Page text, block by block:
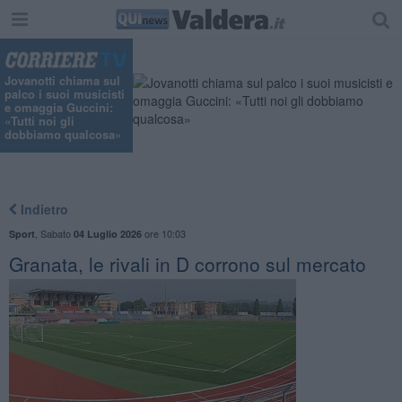
Jovanotti chiama sul
palco i suoi musicisti
e omaggia Guccini:
«Tutti noi gli
dobbiamo qualcosa»
Indietro
Sport Sabato 04 Luglio 2026ore 10:03
​Granata, le rivali in D corrono sul mercato